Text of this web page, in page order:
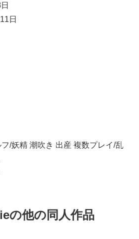
日
/妖精 潮吹き 出産 複数プレイ/乱
の他の同人作品